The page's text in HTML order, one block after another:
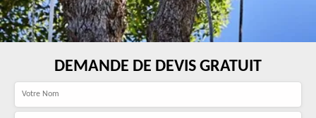
DEMANDE DE DEVIS GRATUIT